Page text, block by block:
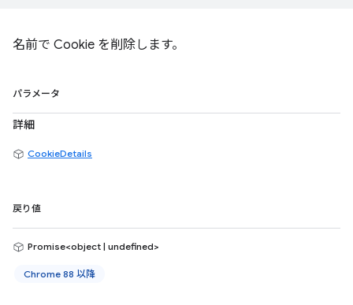
名前で Cookie を削除します。
パラメータ
詳細
CookieDetails
戻り値
Promise<object | undefined>
Chrome 88 以降